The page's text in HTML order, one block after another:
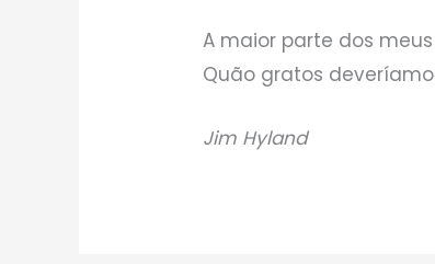
A maior parte dos
Quão gratos
Jim Hyland